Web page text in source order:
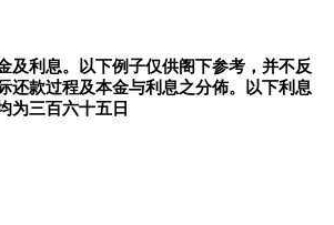
及利息。以下例子仅供阁下参考，并不反
还款过程及本金与利息之分佈。以下利息
为三百六十五日